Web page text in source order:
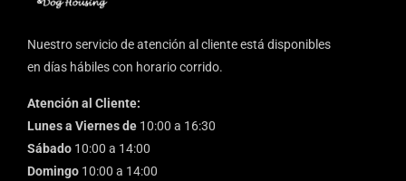
Nuestro servicio de atención al cliente está disponibles
en días hábiles con horario corrido.
Atención al Cliente:
Lunes a Viernes de 10:00 a 16:30
Sábado 10:00 a 14:00
Domingo 10:00 a 14:00